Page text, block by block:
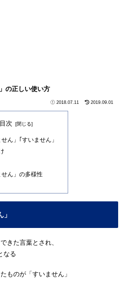
の正しい使い方
2018.07.11 2019.09.01
目次
せん」｢すいません」
せん」の多様性
きた言葉とされ、
なる
ものが「すいません」